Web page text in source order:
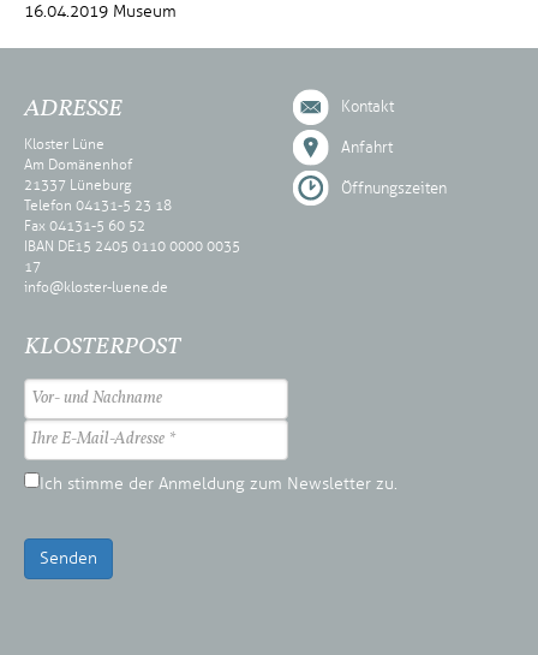
16.04.2019 Museum
ADRESSE
Kloster Lüne
Am Domänenhof
21337 Lüneburg
Telefon 04131-5 23 18
Fax 04131-5 60 52
IBAN DE15 2405 0110 0000 0035
17
info@kloster-luene.de
Kontakt
Anfahrt
Öffnungszeiten
KLOSTERPOST
Ich stimme der Anmeldung zum Newsletter zu.
Senden